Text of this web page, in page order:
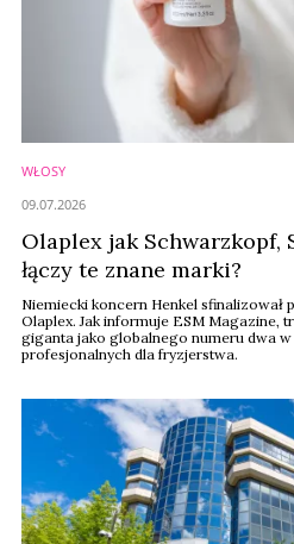
WŁOSY
Olaplex jak Schwarzkopf,
łączy te znane marki?
Niemiecki koncern Henkel sfinalizował
Olaplex. Jak informuje ESM Magazine,
giganta jako globalnego numeru dwa
profesjonalnych dla fryzjerstwa.
09.07.2026